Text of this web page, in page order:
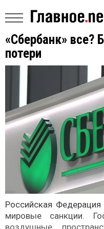
«Сбербанк» все?
потери
Российская
мировые санкции.
воздушные